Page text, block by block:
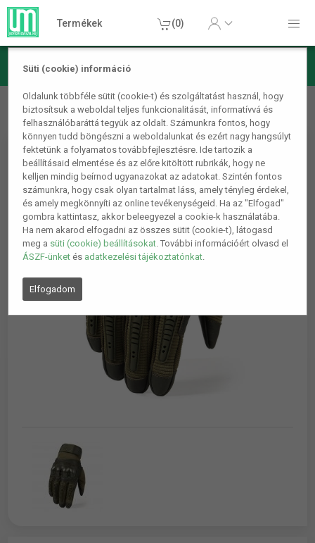
Süti (cookie) információ
Oldalunk többféle sütit (cookie-t) és szolgáltatást használ, hogy
biztosítsuk a weboldal teljes funkcionalitását, informatívvá és
felhasználóbaráttá tegyük az oldalt. Számunkra fontos, hogy
könnyen tudd böngészni a weboldalunkat és ezért nagy hangsúlyt
fektetünk a folyamatos továbbfejlesztésre. Ide tartozik a
beállításaid elmentése és az előre kitöltött rubrikák, hogy ne
kelljen mindig beírnod ugyanazokat az adatokat. Szintén fontos
számunkra, hogy csak olyan tartalmat láss, amely tényleg érdekel,
és amely megkönnyíti az online tevékenységeid. Ha az "Elfogad"
gombra kattintasz, akkor beleegyezel a cookie-k használatába.
Ha nem akarod elfogadni az összes sütit (cookie-t), látogasd
meg a süti (cookie) beállításokat. További információért olvasd el
ÁSZF-ünket és adatkezelési tájékoztatónkat.
Elfogadom
Termékek (0)
Barkács/Szerszám Munkavédelem
Kesztyűk
Taktikai kesztyű, Ütés, csúszás, vágásálló kesztyű M